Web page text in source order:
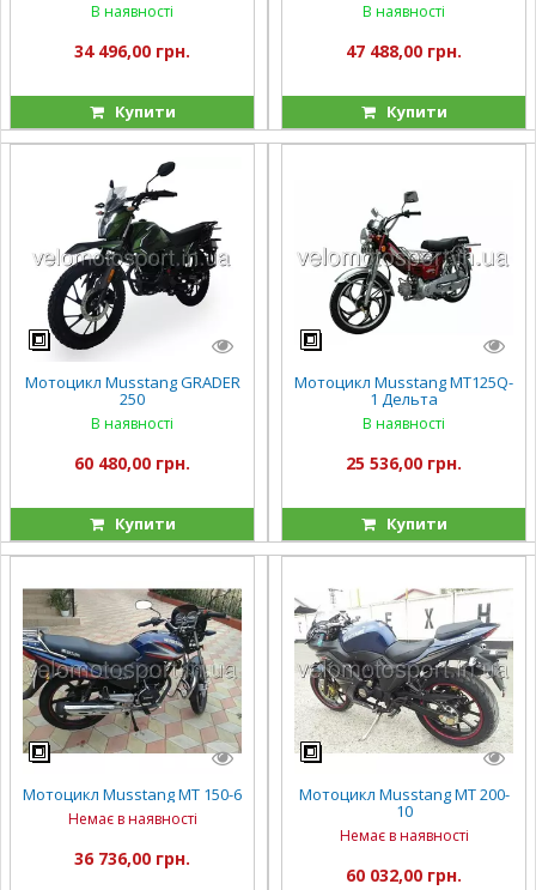
В наявності
34 496,00 грн.
Купити
В наявності
47 488,00 грн.
Купити
Мотоцикл Musstang GRADER
250
В наявності
60 480,00 грн.
Купити
Мотоцикл Musstang MT125Q-
1 Дельта
В наявності
25 536,00 грн.
Купити
Мотоцикл Musstang MT 150-6
Немає в наявності
36 736,00 грн.
Мотоцикл Musstang MT 200-
10
Немає в наявності
60 032,00 грн.